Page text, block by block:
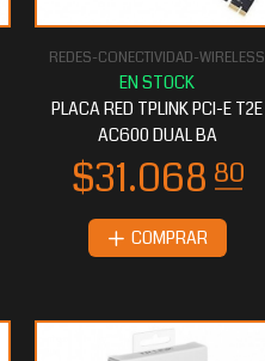
REDES-CONECTIVIDAD-WIRELESS
PLACA RED TPLINK PCI-E T2E
AC600 DUAL BA
COMPRAR